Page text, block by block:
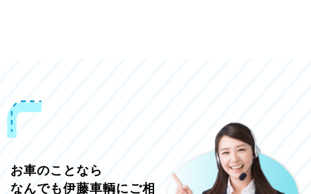
お車のことなら
なんでも伊藤車輌にご相